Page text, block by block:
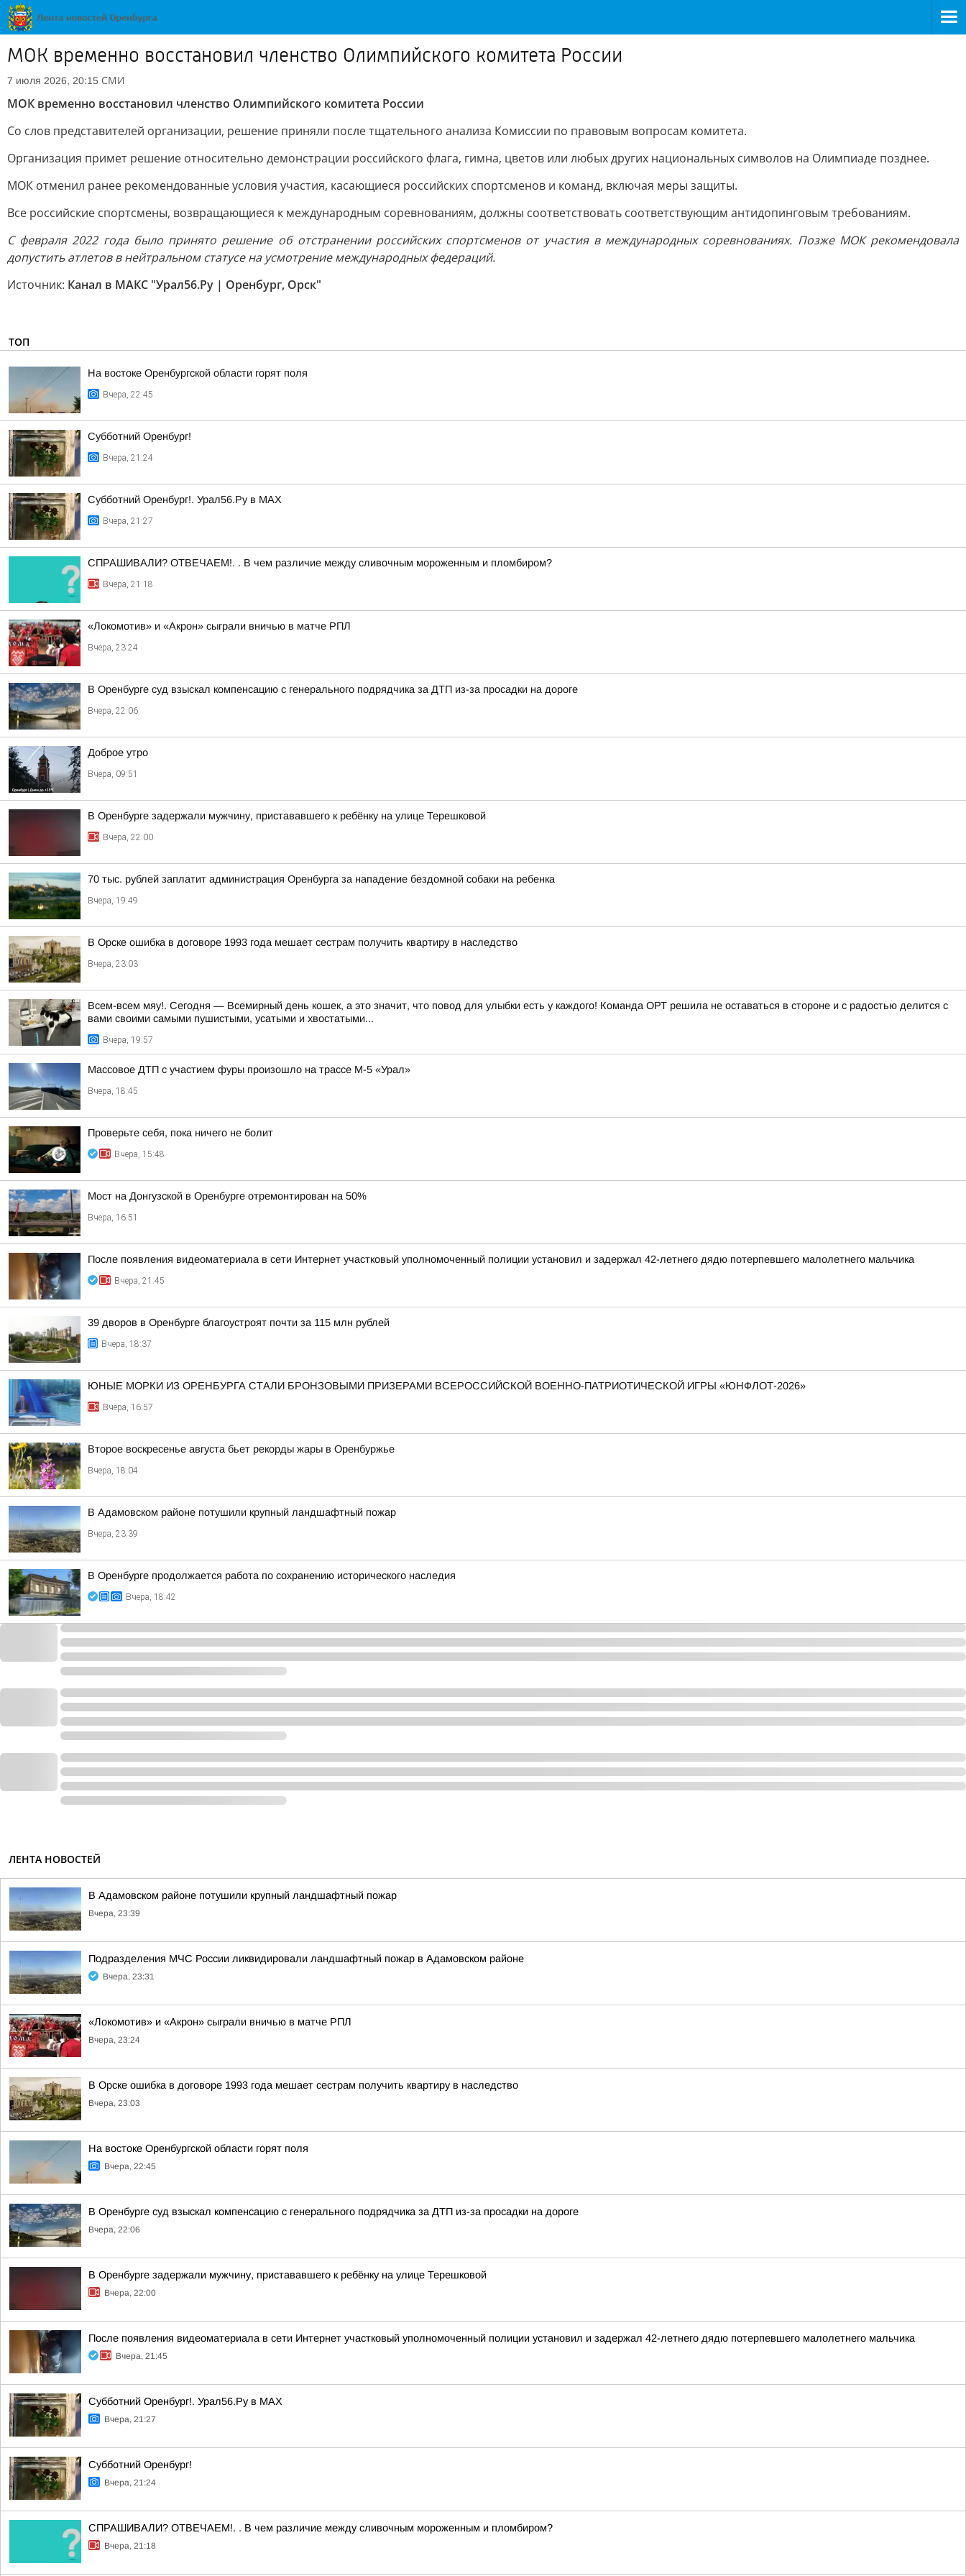
МОК временно восстановил членство Олимпийского комитета России
7 июля 2026, 20:15 СМИ
МОК временно восстановил членство Олимпийского комитета России
Со слов представителей организации, решение приняли после тщательного анализа Комиссии по правовым вопросам комитета.
Организация примет решение относительно демонстрации российского флага, гимна, цветов или любых других национальных символов на Олимпиаде позднее.
МОК отменил ранее рекомендованные условия участия, касающиеся российских спортсменов и команд, включая меры защиты.
Все российские спортсмены, возвращающиеся к международным соревнованиям, должны соответствовать соответствующим антидопинговым требованиям.
С февраля 2022 года было принято решение об отстранении российских спортсменов от участия в международных соревнованиях. Позже МОК рекомендовала
допустить атлетов в нейтральном статусе на усмотрение международных федераций.
Источник: Канал в МАКС "Урал56.Ру | Оренбург, Орск"
ТОП
На востоке Оренбургской области горят поля
Вчера, 22:45
Субботний Оренбург!
Вчера, 21:24
Субботний Оренбург!. Урал56.Ру в МАХ
Вчера, 21:27
СПРАШИВАЛИ? ОТВЕЧАЕМ!. . В чем различие между сливочным мороженным и пломбиром?
Вчера, 21:18
«Локомотив» и «Акрон» сыграли вничью в матче РПЛ
Вчера, 23:24
В Оренбурге суд взыскал компенсацию с генерального подрядчика за ДТП из-за просадки на дороге
Вчера, 22:06
Доброе утро
Вчера, 09:51
В Оренбурге задержали мужчину, пристававшего к ребёнку на улице Терешковой
Вчера, 22:00
70 тыс. рублей заплатит администрация Оренбурга за нападение бездомной собаки на ребенка
Вчера, 19:49
В Орске ошибка в договоре 1993 года мешает сестрам получить квартиру в наследство
Вчера, 23:03
Всем-всем мяу!. Сегодня — Всемирный день кошек, а это значит, что повод для улыбки есть у каждого! Команда ОРТ решила не оставаться в стороне и с радостью делится с
вами своими самыми пушистыми, усатыми и хвостатыми...
Вчера, 19:57
Массовое ДТП с участием фуры произошло на трассе М-5 «Урал»
Вчера, 18:45
Проверьте себя, пока ничего не болит
Вчера, 15:48
Мост на Донгузской в Оренбурге отремонтирован на 50%
Вчера, 16:51
После появления видеоматериала в сети Интернет участковый уполномоченный полиции установил и задержал 42-летнего дядю потерпевшего малолетнего мальчика
Вчера, 21:45
39 дворов в Оренбурге благоустроят почти за 115 млн рублей
Вчера, 18:37
ЮНЫЕ МОРКИ ИЗ ОРЕНБУРГА СТАЛИ БРОНЗОВЫМИ ПРИЗЕРАМИ ВСЕРОССИЙСКОЙ ВОЕННО-ПАТРИОТИЧЕСКОЙ ИГРЫ «ЮНФЛОТ-2026»
Вчера, 16:57
Второе воскресенье августа бьет рекорды жары в Оренбуржье
Вчера, 18:04
В Адамовском районе потушили крупный ландшафтный пожар
Вчера, 23:39
В Оренбурге продолжается работа по сохранению исторического наследия
Вчера, 18:42
ЛЕНТА НОВОСТЕЙ
В Адамовском районе потушили крупный ландшафтный пожар
Вчера, 23:39
Подразделения МЧС России ликвидировали ландшафтный пожар в Адамовском районе
Вчера, 23:31
«Локомотив» и «Акрон» сыграли вничью в матче РПЛ
Вчера, 23:24
В Орске ошибка в договоре 1993 года мешает сестрам получить квартиру в наследство
Вчера, 23:03
На востоке Оренбургской области горят поля
Вчера, 22:45
В Оренбурге суд взыскал компенсацию с генерального подрядчика за ДТП из-за просадки на дороге
Вчера, 22:06
В Оренбурге задержали мужчину, пристававшего к ребёнку на улице Терешковой
Вчера, 22:00
После появления видеоматериала в сети Интернет участковый уполномоченный полиции установил и задержал 42-летнего дядю потерпевшего малолетнего мальчика
Вчера, 21:45
Субботний Оренбург!. Урал56.Ру в МАХ
Вчера, 21:27
Субботний Оренбург!
Вчера, 21:24
СПРАШИВАЛИ? ОТВЕЧАЕМ!. . В чем различие между сливочным мороженным и пломбиром?
Вчера, 21:18